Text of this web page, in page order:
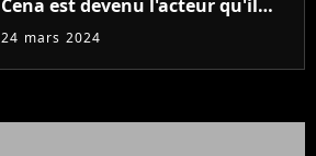
Cena est devenu l'acteur qu'il
rêvait d'être (et Ricky Stanicky le
24 mars 2024